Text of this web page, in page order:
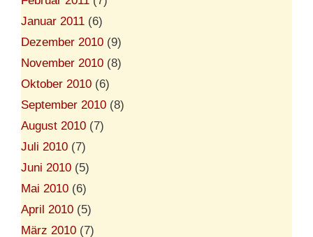
Januar 2011 (6)
Dezember 2010 (9)
November 2010 (8)
Oktober 2010 (6)
September 2010 (8)
August 2010 (7)
Juli 2010 (7)
Juni 2010 (5)
Mai 2010 (6)
April 2010 (5)
März 2010 (7)